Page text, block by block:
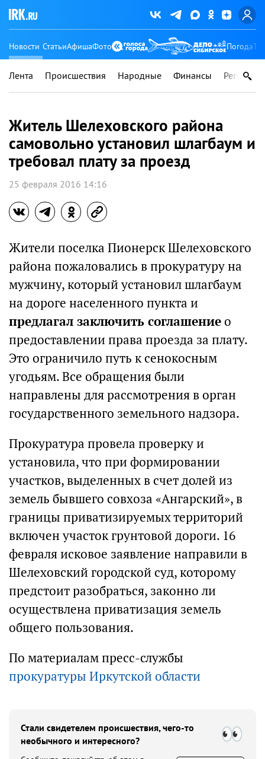
Новости СтатьиАфишаФото Погода
Лента Происшествия Народные Финансы Регионы
Житель Шелеховского района
самовольно установил шлагбаум и
требовал плату за проезд
25 февраля 2016 14:16
Жители поселка Пионерск Шелеховского
района пожаловались в прокуратуру на
мужчину, который установил шлагбаум
на дороге населенного пункта и
предлагал заключить соглашениео
предоставлении права проезда за плату.
Это ограничило путь к сенокосным
угодьям. Все обращения были
направлены для рассмотрения в орган
государственного земельного надзора.
Прокуратура провела проверку и
установила, что при формировании
участков, выделенных в счет долей из
земель бывшего совхоза «Ангарский», в
границы приватизируемых территорий
включен участок грунтовой дороги. 16
февраля исковое заявление направили в
Шелеховский городской суд, которому
предстоит разобраться, законно ли
осуществлена приватизация земель
общего пользования.
По материалам пресс-службы
прокуратуры Иркутской области
Стали свидетелем происшествия, чего-то
необычного и интересного?